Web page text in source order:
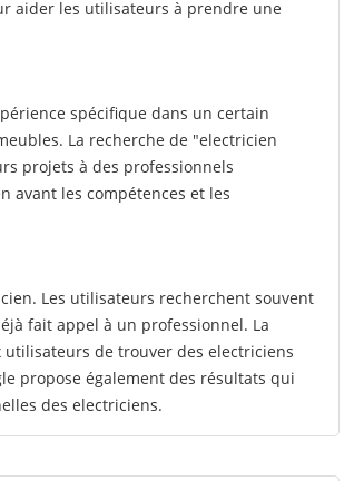
aider les utilisateurs à prendre une
spécifique dans un certain
La recherche de "electricien
projets à des professionnels
avant les compétences et les
Les utilisateurs recherchent souvent
fait appel à un professionnel. La
de trouver des electriciens
propose également des résultats qui
des electriciens.